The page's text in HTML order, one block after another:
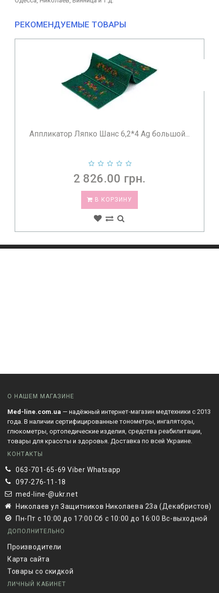
РЕКОМЕНДУЕМЫЕ ТОВАРЫ
Тонометр механический B.Well MED-63 со
749.00 грн.
В КОРЗИНУ
О НАШЕМ МАГАЗИНЕ
Med-line.com.ua — надёжный интернет-магазин медтехники с 2013
года. В наличии сертифицированные тонометры, ингаляторы,
глюкометры, ортопедические изделия, средства реабилитации,
товары для красоты и здоровья. Доставка по всей Украине.
КОНТАКТЫ
063-701-65-69 Viber Whatsapp
097-276-11-18
med-line-@ukr.net
Николаев ул Защитников Николаева 23а (Декабристов)
Пн-Пт с 10:00 до 17:00 Сб с 10:00 до 16:00 Вс-выходной
ДОПОЛНИТЕЛЬНО
Производители
Карта сайта
Товары со скидкой
ЛИЧНЫЙ КАБИНЕТ